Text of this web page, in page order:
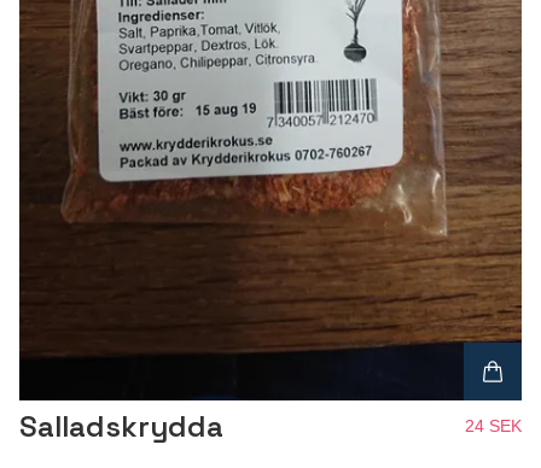
Salladskrydda 24 SEK